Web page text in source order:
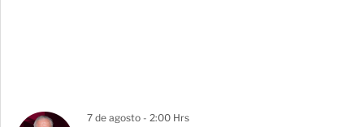
7 de agosto - 2:00 Hrs